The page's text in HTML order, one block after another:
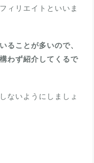
ィリエイトといいま
ることが多いので、
わず紹介してくるで
ないようにしましょ